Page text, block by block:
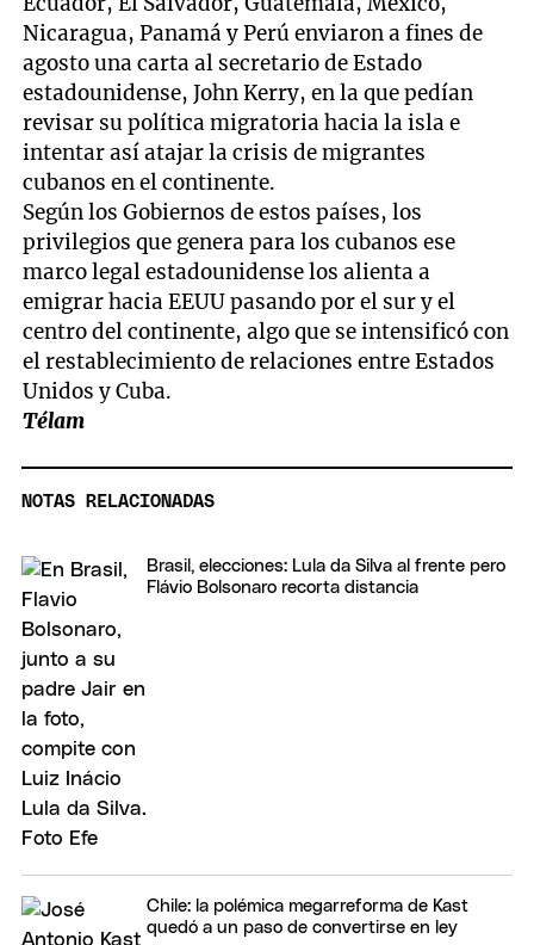
Nicaragua, Panamá y Perú enviaron a fines de
agosto una carta al secretario de Estado
estadounidense, John Kerry, en la que pedían
revisar su política migratoria hacia la isla e
intentar así atajar la crisis de migrantes
cubanos en el continente.
Según los Gobiernos de estos países, los
privilegios que genera para los cubanos ese
marco legal estadounidense los alienta a
emigrar hacia EEUU pasando por el sur y el
centro del continente, algo que se intensificó con
el restablecimiento de relaciones entre Estados
Unidos y Cuba.
Télam
NOTAS RELACIONADAS
Brasil, elecciones: Lula da Silva al frente pero
Flávio Bolsonaro recorta distancia
Chile: la polémica megarreforma de Kast
quedó a un paso de convertirse en ley